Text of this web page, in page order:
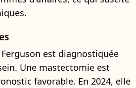
Ferguson est diagnostiquée
Une mastectomie est
favorable. En 2024, elle